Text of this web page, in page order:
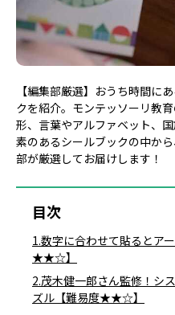
【編集部厳選】おうち時間に
クを紹介。モンテッソーリ教
形、言葉やアルファベット、
素のあるシールブックの中か
部が厳選してお届けします！
目次
1.数字に合わせて貼るとア
★★☆】
2.茂木健一郎さん監修！シ
ズル【難易度★★☆】